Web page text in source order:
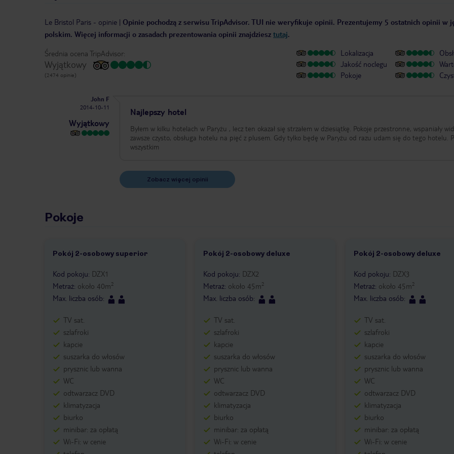
Le Bristol Paris - opinie | Opinie pochodzą z serwisu TripAdvisor. TUI nie weryfikuje opinii. Prezentujemy 5 ostatnich opinii w
polskim. Więcej informacji o zasadach prezentowania opinii znajdziesz tutaj.
Średnia ocena TripAdvisor:
Wyjątkowy
(2474 opinie)
Lokalizacja
Jakość noclegu
Pokoje
John F
2014-10-11
Wyjątkowy
Najlepszy hotel
Byłem w kilku hotelach w Paryżu , lecz ten okazał się strzałem w dziesiątkę. Pokoje przestronne, wspaniały
zawsze czysto, obsługa hotelu na pięć z plusem. Gdy tylko będę w Paryżu od razu udam się do tego hotelu.
wszystkim
Zobacz więcej opinii
Pokoje
Pokój 2-osobowy superior
Kod pokoju: DZX1
Metraż: około 40m2
Max. liczba osób:
TV sat.
szlafroki
kapcie
suszarka do włosów
prysznic lub wanna
WC
odtwarzacz DVD
klimatyzacja
biurko
minibar: za opłatą
Wi-Fi: w cenie
Pokój 2-osobowy deluxe
Kod pokoju: DZX2
Metraż: około 45m2
Max. liczba osób:
TV sat.
szlafroki
kapcie
suszarka do włosów
prysznic lub wanna
WC
odtwarzacz DVD
klimatyzacja
biurko
minibar: za opłatą
Wi-Fi: w cenie
Pokój 2-osobowy deluxe
Kod pokoju: DZX3
Metraż: około 45m2
Max. liczba osób:
TV sat.
szlafroki
kapcie
suszarka do włosów
prysznic lub wanna
WC
odtwarzacz DVD
klimatyzacja
biurko
minibar: za opłatą
Wi-Fi: w cenie